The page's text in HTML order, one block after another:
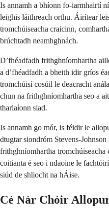
Is annamh a bhíonn fo-iarmhairtí
leighis láithreach orthu. Áirítear
tromchúiseacha craicinn,
brúchtadh neamhghnách.
D’fhéadfadh frithghníomhartha
a d’fhéadfadh a bheith idir gríos
tromchúisí cosúil le deacracht
chun na frithghníomhartha seo a
tharlaíonn siad.
Is annamh go mór, is féidir le
dtugtar siondróm Stevens-
frithghníomhartha tromchúiseacha
coitianta é seo i ndaoine le
siúd de shliocht na hÁise.
Cé Nár Chóir